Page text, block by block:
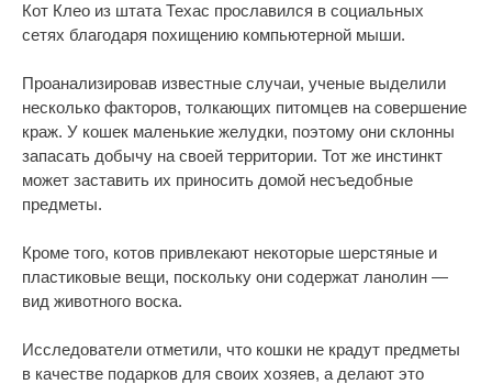
Кот Клео из штата Техас прославился в социальных
сетях благодаря похищению компьютерной мыши.
Проанализировав известные случаи, ученые выделили
несколько факторов, толкающих питомцев на совершение
краж. У кошек маленькие желудки, поэтому они склонны
запасать добычу на своей территории. Тот же инстинкт
может заставить их приносить домой несъедобные
предметы.
Кроме того, котов привлекают некоторые шерстяные и
пластиковые вещи, поскольку они содержат ланолин —
вид животного воска.
Исследователи отметили, что кошки не крадут предметы
в качестве подарков для своих хозяев, а делают это